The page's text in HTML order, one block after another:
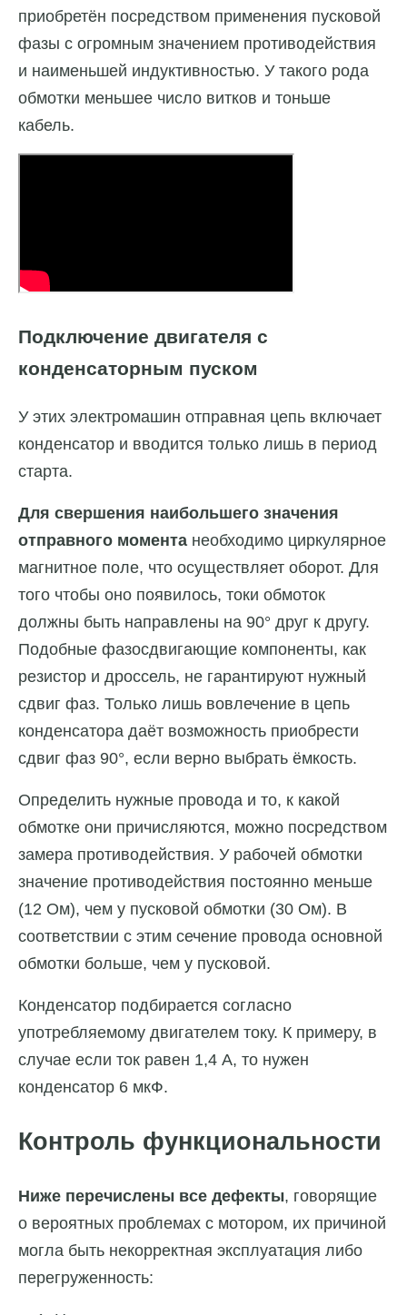
приобретён посредством применения пусковой
фазы с огромным значением противодействия
и наименьшей индуктивностью. У такого рода
обмотки меньшее число витков и тоньше
кабель.
Подключение двигателя с
конденсаторным пуском
У этих электромашин отправная цепь включает
конденсатор и вводится только лишь в период
старта.
Для свершения наибольшего значения
отправного момента необходимо циркулярное
магнитное поле, что осуществляет оборот. Для
того чтобы оно появилось, токи обмоток
должны быть направлены на 90° друг к другу.
Подобные фазосдвигающие компоненты, как
резистор и дроссель, не гарантируют нужный
сдвиг фаз. Только лишь вовлечение в цепь
конденсатора даёт возможность приобрести
сдвиг фаз 90°, если верно выбрать ёмкость.
Определить нужные провода и то, к какой
обмотке они причисляются, можно посредством
замера противодействия. У рабочей обмотки
значение противодействия постоянно меньше
(12 Ом), чем у пусковой обмотки (30 Ом). В
соответствии с этим сечение провода основной
обмотки больше, чем у пусковой.
Конденсатор подбирается согласно
употребляемому двигателем току. К примеру, в
случае если ток равен 1,4 А, то нужен
конденсатор 6 мкФ.
Контроль функциональности
Ниже перечислены все дефекты, говорящие
о вероятных проблемах с мотором, их причиной
могла быть некорректная эксплуатация либо
перегруженность: